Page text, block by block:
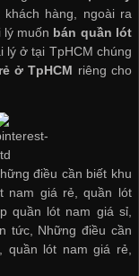
hàng, ngoài ra
muốn bán quần lót
ở tại TpHCM chúng
ở TpHCM riêng cho
điều cần biết khu
nam giá rẻ, quần lót
quần lót nam giá sỉ,
tức, Những điều cần
quần lót nam giá rẻ